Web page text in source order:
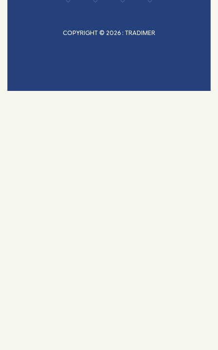
COPYRIGHT © 2026 : TRADIMER